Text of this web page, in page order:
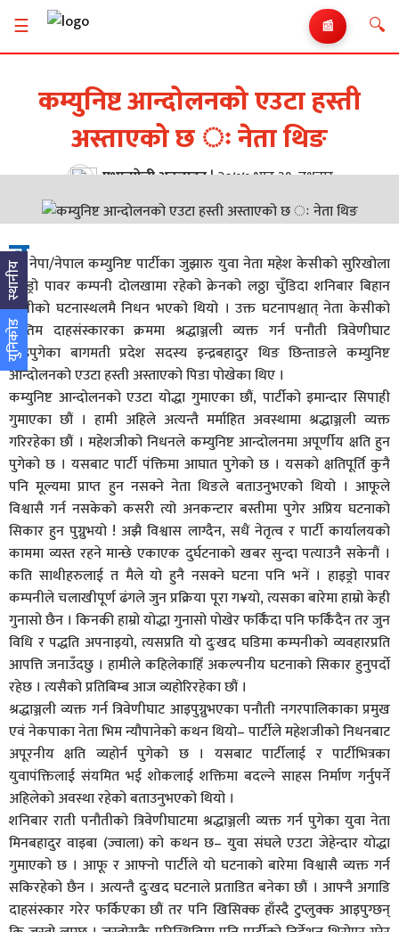
☰ 📰 🔍
युनिकोड
स्थानीय
कम्युनिष्ट आन्दोलनको एउटा हस्ती
अस्ताएको छ ः नेता थिङ
प्रभातफेरी अनलाइन|२०७७ भाद्र ३१, बुधबार
बनेपा/नेपाल कम्युनिष्ट पार्टीका जुझारु युवा नेता महेश केसीको सुरिखोला
हाइड्रो पावर कम्पनी दोलखामा रहेको क्रेनको लठ्ठा चुँडिदा शनिबार बिहान
केसीको घटनास्थलमै निधन भएको थियो । उक्त घटनापश्चात् नेता केसीको
अन्तिम दाहसंस्कारका क्रममा श्रद्धाञ्जली व्यक्त गर्न पनौती त्रिवेणीघाट
आइपुगेका बागमती प्रदेश सदस्य इन्द्रबहादुर थिङ छिन्ताङले कम्युनिष्ट
आन्दोलनको एउटा हस्ती अस्ताएको पिडा पोखेका थिए ।
कम्युनिष्ट आन्दोलनको एउटा योद्धा गुमाएका छौं, पार्टीको इमान्दार सिपाही
गुमाएका छौं । हामी अहिले अत्यन्तै मर्माहित अवस्थामा श्रद्धाञ्जली व्यक्त
गरिरहेका छौं । महेशजीको निधनले कम्युनिष्ट आन्दोलनमा अपूर्णीय क्षति हुन
पुगेको छ । यसबाट पार्टी पंक्तिमा आघात पुगेको छ । यसको क्षतिपूर्ति कुनै
पनि मूल्यमा प्राप्त हुन नसक्ने नेता थिङले बताउनुभएको थियो । आफूले
विश्वासै गर्न नसकेको कसरी त्यो अनकन्टार बस्तीमा पुगेर अप्रिय घटनाको
सिकार हुन पुग्नुभयो ! अझै विश्वास लाग्दैन, सधैं नेतृत्व र पार्टी कार्यालयको
काममा व्यस्त रहने मान्छे एकाएक दुर्घटनाको खबर सुन्दा पत्याउनै सकेनौं ।
कति साथीहरुलाई त मैले यो हुनै नसक्ने घटना पनि भनें । हाइड्रो पावर
कम्पनीले चलाखीपूर्ण ढंगले जुन प्रक्रिया पूरा ग¥यो, त्यसका बारेमा हाम्रो केही
गुनासो छैन । किनकी हाम्रो योद्धा गुनासो पोखेर फर्किँदा पनि फर्किँदैन तर जुन
विधि र पद्धति अपनाइयो, त्यसप्रति यो दुःखद घडिमा कम्पनीको व्यवहारप्रति
आपत्ति जनाउँदछु । हामीले कहिलेकाहिँ अकल्पनीय घटनाको सिकार हुनुपर्दाे
रहेछ । त्यसैको प्रतिबिम्ब आज व्यहोरिरहेका छौं ।
श्रद्धाञ्जली व्यक्त गर्न त्रिवेणीघाट आइपुग्नुभएका पनौती नगरपालिकाका प्रमुख
एवं नेकपाका नेता भिम न्यौपानेको कथन थियो– पार्टीले महेशजीको निधनबाट
अपूरनीय क्षति व्यहोर्न पुगेको छ । यसबाट पार्टीलाई र पार्टीभित्रका
युवापंक्तिलाई संयमित भई शोकलाई शक्तिमा बदल्ने साहस निर्माण गर्नुपर्ने
अहिलेको अवस्था रहेको बताउनुभएको थियो ।
शनिबार राती पनौतीको त्रिवेणीघाटमा श्रद्धाञ्जली व्यक्त गर्न पुगेका युवा नेता
मिनबहादुर वाइबा (ज्वाला) को कथन छ– युवा संघले एउटा जेहेन्दार योद्धा
गुमाएको छ । आफू र आफ्नो पार्टीले यो घटनाको बारेमा विश्वासै व्यक्त गर्न
सकिरहेको छैन । अत्यन्तै दुःखद घटनाले प्रताडित बनेका छौं । आफ्नै अगाडि
दाहसंस्कार गरेर फर्किएका छौं तर पनि खिसिक्क हाँस्दै टुप्लुक्क आइपुग्छन्